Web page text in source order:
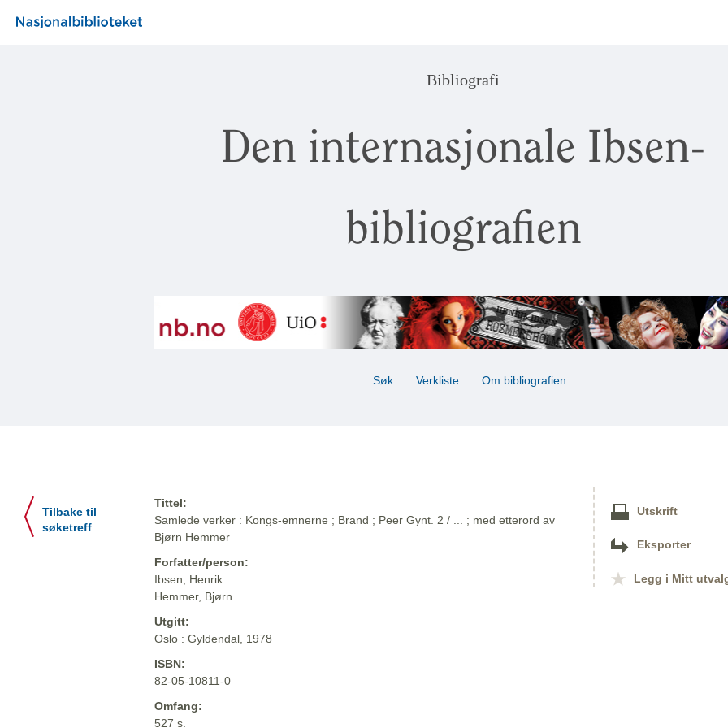
Bibliografi
Den internasjonale Ibsen-
bibliografien
Søk Verkliste Om bibliografien
Tilbake til
søketreff
Tittel:
Samlede verker : Kongs-emnerne ; Brand ; Peer Gynt. 2 / ... ; med etterord av
Bjørn Hemmer
Forfatter/person:
Ibsen, Henrik
Hemmer, Bjørn
Utgitt:
Oslo : Gyldendal, 1978
ISBN:
82-05-10811-0
Omfang:
527 s.
Utskrift
Eksporter
Legg i Mitt